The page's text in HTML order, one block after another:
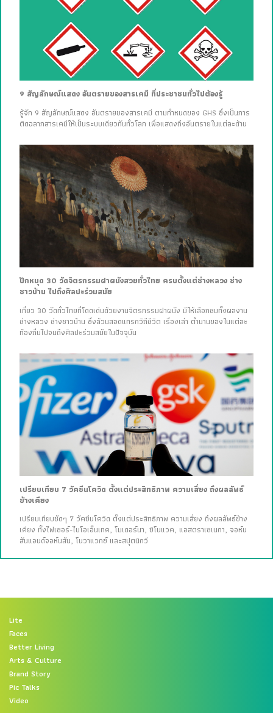
9 สัญลักษณ์แสดง อันตรายของสารเคมี ที่ประชาชนทั่วไปต้องรู้
รู้จัก 9 สัญลักษณ์แสดง อันตรายของสารเคมี ตามกำหนดของ GHS ซึ่งเป็นการ
ติดฉลากสารเคมีให้เป็นระบบเดียวกันทั่วโลก เพื่อแสดงถึงอันตรายในแต่ละด้าน
ปักหมุด 30 วัดจิตรกรรมฝาผนังสวยทั่วไทย ครบตั้งแต่ช่างหลวง ช่าง
ชาวบ้าน ไปถึงศิลปะร่วมสมัย
เที่ยว 30 วัดทั่วไทยที่โดดเด่นด้วยงานจิตรกรรมฝาผนัง มีให้เลือกชมทั้งผลงาน
ช่างหลวง ช่างชาวบ้าน ซึ่งล้วนสอดแทรกวิถีชีวิต เรื่องเล่า ตำนานของในแต่ละ
ท้องถิ่นไปจนถึงศิลปะร่วมสมัยในปัจจุบัน
เปรียบเทียบ 7 วัคซีนโควิด ตั้งแต่ประสิทธิภาพ ความเสี่ยง ถึงผลลัพธ์
ข้างเคียง
เปรียบเทียบชัดๆ 7 วัคซีนโควิด ตั้งแต่ประสิทธิภาพ ความเสี่ยง ถึงผลลัพธ์ข้าง
เคียง ทั้งไฟเซอร์-ไบโอเอ็นเทค, โมเดอร์นา, ซิโนแวค, แอสตราเซเนกา, จอห์น
สันแอนด์จอห์นสัน, โนวาแวกซ์ และสปุตนิกวี
Lite
Faces
Better Living
Arts & Culture
Brand Story
Pic Talks
Video